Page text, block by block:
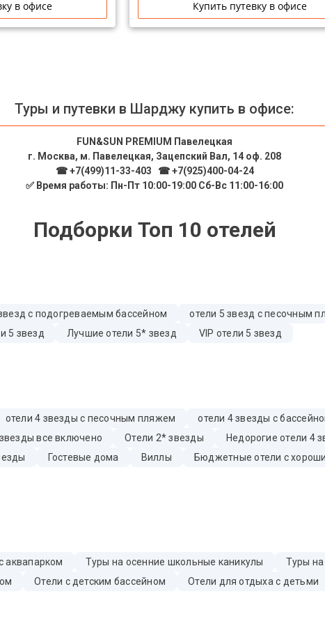
в офисе Купить путевку в офисе
Туры и путевки в Шарджу купить в офисе:
FUN&SUN PREMIUM Павелецкая
г. Москва, м. Павелецкая, Зацепский Вал, 14 оф. 208
☎ +7(499)11-33-403
☎ +7(925)400-04-24
✅ Время работы: Пн-Пт 10:00-19:00 Сб-Вс 11:00-16:00
Подборки Топ 10 отелей
с подогреваемым бассейном отели 5 звезд с песочным
5 звезд Лучшие отели 5* звезд VIP отели 5 звезд
отели 4 звезды с песочным пляжем отели 4 звезды с
все включено Отели 2* звезды Недорогие отели 4
Гостевые дома Виллы Бюджетные отели с
аквапарком Туры на осенние школьные каникулы
Туры
Отели с детским бассейном Отели для отдыха с детьми